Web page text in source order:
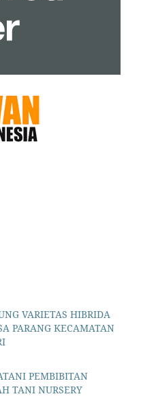
VARIETAS HIBRIDA
PARANG KECAMATAN
PEMBIBITAN
TANI NURSERY